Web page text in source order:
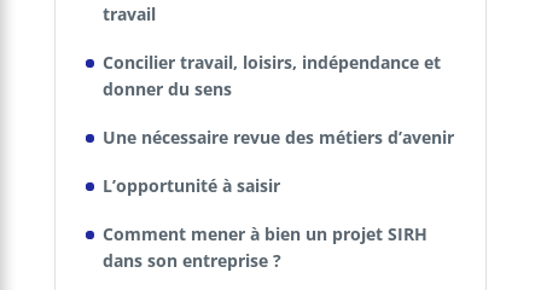
travail
Concilier travail, loisirs, indépendance et
donner du sens
Une nécessaire revue des métiers d’avenir
L’opportunité à saisir
Comment mener à bien un projet SIRH
dans son entreprise ?